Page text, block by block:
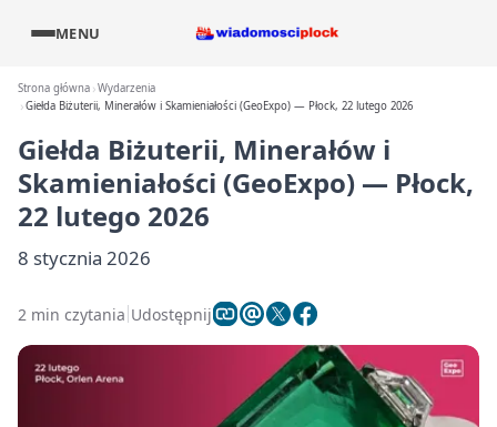
MENU
Strona główna Wydarzenia
Giełda Biżuterii, Minerałów i Skamieniałości (GeoExpo) — Płock, 22 lutego 2026
Giełda Biżuterii, Minerałów i
Skamieniałości (GeoExpo) — Płock,
22 lutego 2026
8 stycznia 2026
2 min czytania Udostępnij